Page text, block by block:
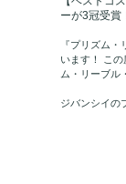
ーが3冠受賞
『プリズム
います！ こ
ム・リーブル
ジバンシイの